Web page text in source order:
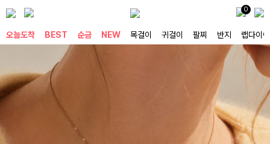
0
오늘도착 BEST 순금 NEW 목걸이 귀걸이 팔찌 반지 랩다이아